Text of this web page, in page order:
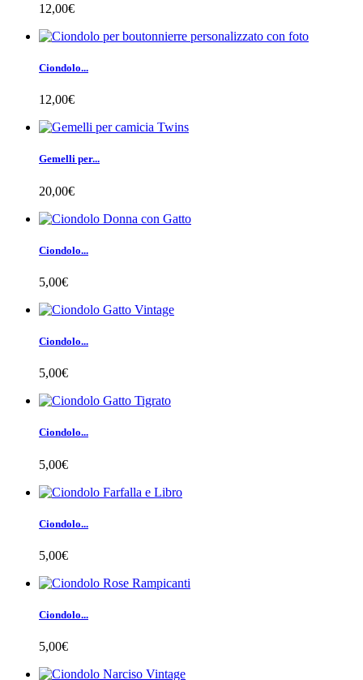
12,00€
Ciondolo...
12,00€
Gemelli per...
20,00€
Ciondolo...
5,00€
Ciondolo...
5,00€
Ciondolo...
5,00€
Ciondolo...
5,00€
Ciondolo...
5,00€